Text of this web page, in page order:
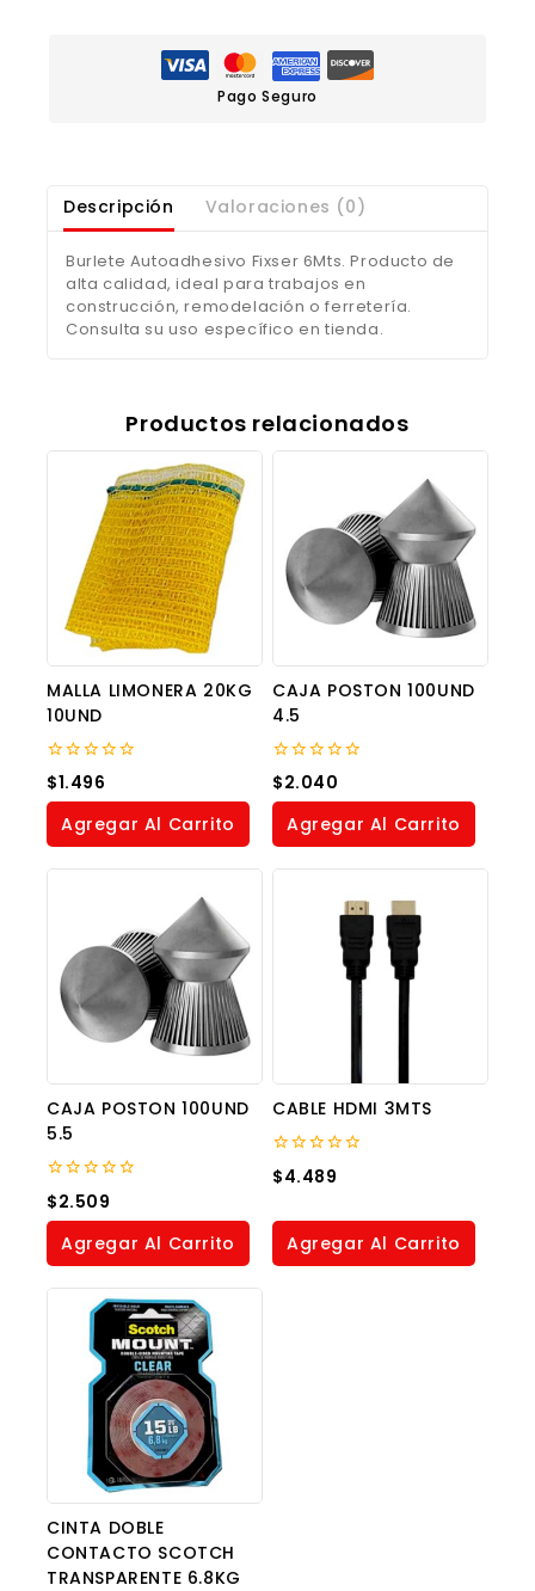
Pago Seguro
Descripción Valoraciones (0)
Burlete Autoadhesivo Fixser 6Mts. Producto de
alta calidad, ideal para trabajos en
construcción, remodelación o ferretería.
Consulta su uso específico en tienda.
Productos relacionados
MALLA LIMONERA 20KG
10UND
0
out
of
$1.496
Agregar Al Carrito
CAJA POSTON 100UND
4.5
0
out
of
$2.040
Agregar Al Carrito
CAJA POSTON 100UND
5.5
0
out
of
$2.509
Agregar Al Carrito
CABLE HDMI 3MTS
0
out
5
$4.489
Agregar Al Carrito
CINTA DOBLE
CONTACTO SCOTCH
TRANSPARENTE 6.8KG